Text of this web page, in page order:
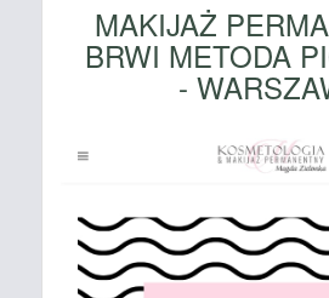
MAKIJAŻ
BRWI METODA
-